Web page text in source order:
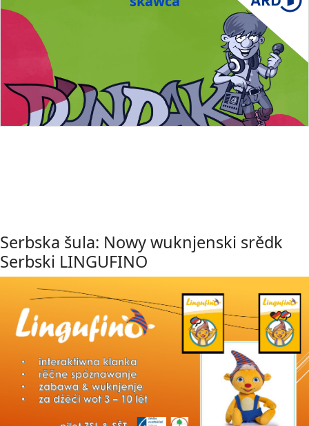
Serbska šula: Nowy wuknjenski srědk
Serbski LINGUFINO